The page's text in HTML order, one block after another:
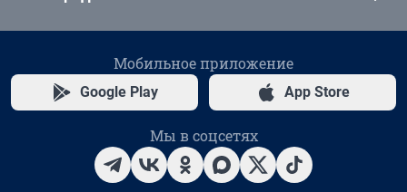
Мобильное приложение
Google Play App Store
Мы в соцсетях